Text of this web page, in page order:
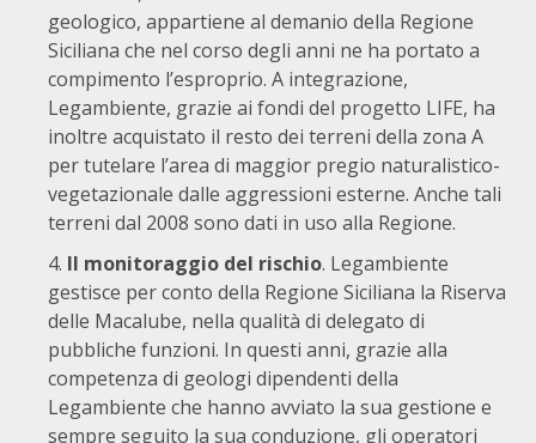
geologico, appartiene al demanio della Regione
Siciliana che nel corso degli anni ne ha portato a
compimento l’esproprio. A integrazione,
Legambiente, grazie ai fondi del progetto LIFE, ha
inoltre acquistato il resto dei terreni della zona A
per tutelare l’area di maggior pregio naturalistico-
vegetazionale dalle aggressioni esterne. Anche tali
terreni dal 2008 sono dati in uso alla Regione.
Il monitoraggio del rischio. Legambiente
gestisce per conto della Regione Siciliana la Riserva
delle Macalube, nella qualità di delegato di
pubbliche funzioni. In questi anni, grazie alla
competenza di geologi dipendenti della
Legambiente che hanno avviato la sua gestione e
sempre seguito la sua conduzione, gli operatori